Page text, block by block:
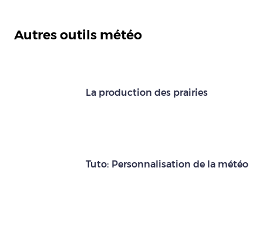
Autres outils météo
La production des prairies
Tuto: Personnalisation de la météo